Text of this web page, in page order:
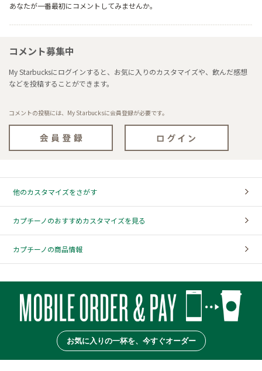
あなたが一番最初にコメントしてみませんか。
コメント募集中
My Starbucksにログインすると、お気に入りのカスタマイズや、飲んだ感想
などを投稿することができます。
コメントの投稿には、My Starbucksに会員登録が必要です。
他のカスタマイズをさがす
カプチーノのおすすめカスタマイズを見る
カプチーノの商品情報
お気に入りの一杯を、今すぐオーダー